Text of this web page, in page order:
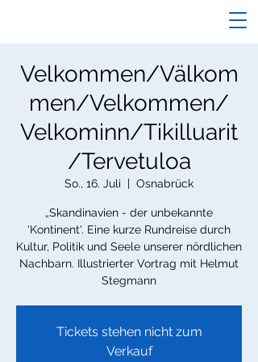
Velkommen/Välkom
men/Velkommen/
Velkominn/Tikilluarit
/Tervetuloa
So., 16. Juli
  |
Osnabrück
„Skandinavien - der unbekannte
'Kontinent'. Eine kurze Rundreise durch
Kultur, Politik und Seele unserer nördlichen
Nachbarn. Illustrierter Vortrag mit Helmut
Stegmann
Tickets stehen nicht zum
Verkauf